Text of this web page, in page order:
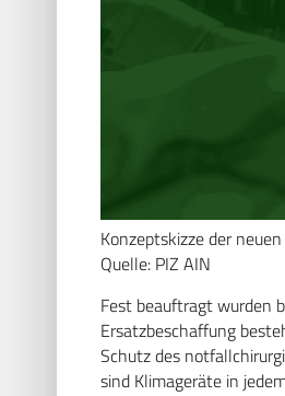
Konzeptskizze der
Quelle: PIZ AIN
Fest beauftragt wurden
Ersatzbeschaffung
Schutz des
sind Klimageräte in